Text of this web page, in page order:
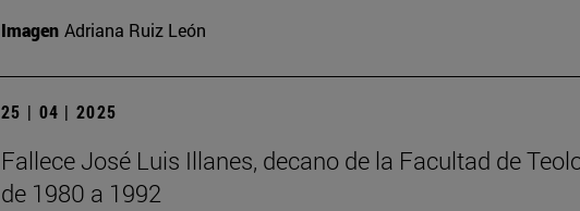
Imagen Adriana Ruiz León
25 | 04 | 2025
Fallece José Luis Illanes, decano de la Facultad de
de 1980 a 1992